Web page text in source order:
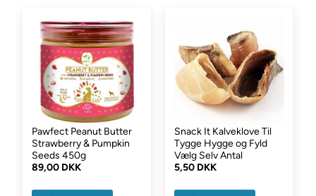
Pawfect Peanut Butter
Strawberry & Pumpkin
Seeds 450g
89,00 DKK
Snack It Kalveklove Til
Tygge Hygge og Fyld
Vælg Selv Antal
5,50 DKK